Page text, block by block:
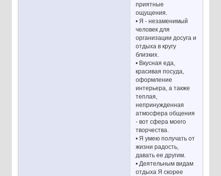
приятные
ощущения.
• Я - незаменимый
человек для
организации досуга и
отдыха в кругу
близких.
• Вкусная еда,
красивая посуда,
оформление
интерьера, а также
теплая,
непринужденная
атмосфера общения
- вот сфера моего
творчества.
• Я умею получать от
жизни радость,
давать ее другим.
• Деятельным видам
отдыха Я скорее